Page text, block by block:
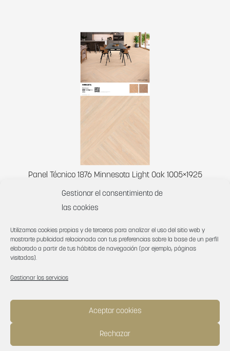
Gestionar el consentimiento de
las cookies
Utilizamos cookies propias y de terceros para analizar el uso del sitio web y
mostrarte publicidad relacionada con tus preferencias sobre la base de un perfil
elaborado a partir de tus hábitos de navegación (por ejemplo, páginas
visitadas).
Gestionar los servicios
Aceptar cookies
Rechazar
Panel Técnico 1876 Minnesota Light Oak 1005×1925